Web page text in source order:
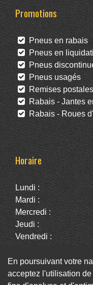
Promotions
Pneus en rabais
Pneus en
Pneus
Pneus usagés
Remises
Rabais - Jantes
Rabais - Roues
Horaire
Lundi :
Mardi :
Mercredi :
Jeudi :
Vendredi :
Dimanche :
En poursuivant votre
acceptez l'utilisation